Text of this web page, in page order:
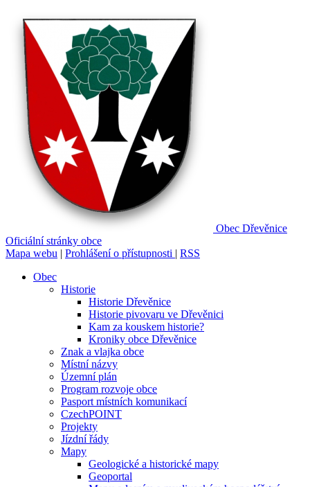
Obec Dřevěnice
Oficiální stránky obce
Mapa webu | Prohlášení o přístupnosti | RSS
Obec
Historie
Historie Dřevěnice
Historie pivovaru ve Dřevěnici
Kam za kouskem historie?
Kroniky obce Dřevěnice
Znak a vlajka obce
Místní názvy
Územní plán
Program rozvoje obce
Pasport místních komunikací
CzechPOINT
Projekty
Jízdní řády
Mapy
Geologické a historické mapy
Geoportal